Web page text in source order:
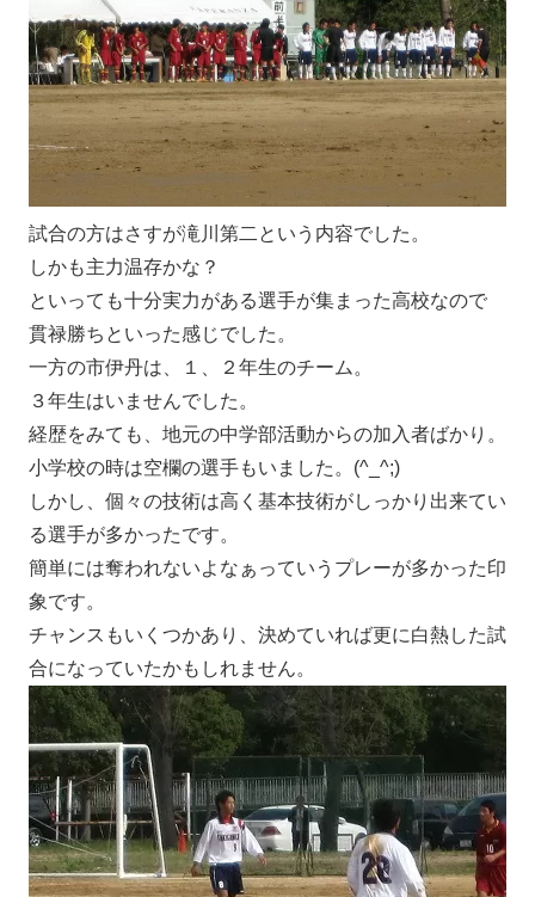
試合の方はさすが滝川第二という内容でした。
しかも主力温存かな？
といっても十分実力がある選手が集まった高校なので
貫禄勝ちといった感じでした。
一方の市伊丹は、１、２年生のチーム。
３年生はいませんでした。
経歴をみても、地元の中学部活動からの加入者ばかり。
小学校の時は空欄の選手もいました。(^_^;)
しかし、個々の技術は高く基本技術がしっかり出来てい
る選手が多かったです。
簡単には奪われないよなぁっていうプレーが多かった印
象です。
チャンスもいくつかあり、決めていれば更に白熱した試
合になっていたかもしれません。